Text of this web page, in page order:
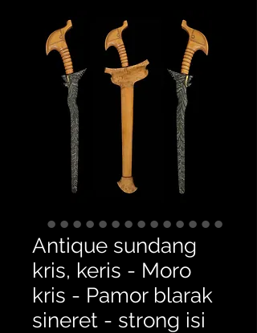
Antique sundang
kris, keris - Moro
kris - Pamor blarak
sineret - strong isi